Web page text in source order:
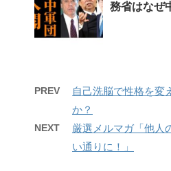
務省はなぜ
PREV
自己洗脳で性格を変
か？
NEXT
厳選メルマガ「他人
い通りに！」